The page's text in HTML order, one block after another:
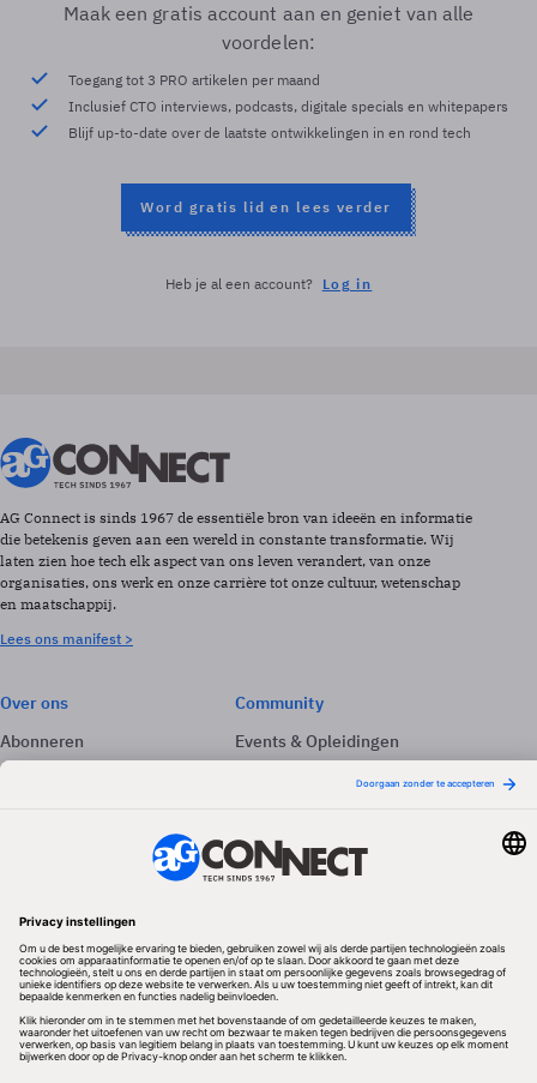
Maak een gratis account aan en geniet van alle
voordelen:
Toegang tot 3 PRO artikelen per maand
Inclusief CTO interviews, podcasts, digitale specials en whitepapers
Blijf up-to-date over de laatste ontwikkelingen in en rond tech
Word gratis lid en lees verder
Heb je al een account? Log in
AG Connect is sinds 1967 de essentiële bron van ideeën en informatie
die betekenis geven aan een wereld in constante transformatie. Wij
laten zien hoe tech elk aspect van ons leven verandert, van onze
organisaties, ons werk en onze carrière tot onze cultuur, wetenschap
en maatschappij.
Lees ons manifest >
Over ons
Abonneren
Adverteren
Community
Events & Opleidingen
Nieuwsbrieven
Volg ons
Redactionele partner